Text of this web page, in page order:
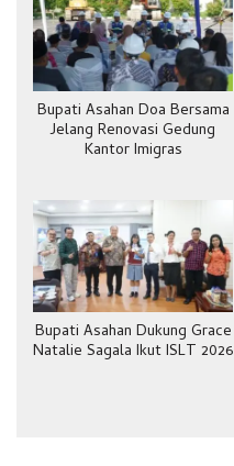
Bupati Asahan Doa Bersama
Jelang Renovasi Gedung
Kantor Imigras
Bupati Asahan Dukung Grace
Natalie Sagala Ikut ISLT 2026